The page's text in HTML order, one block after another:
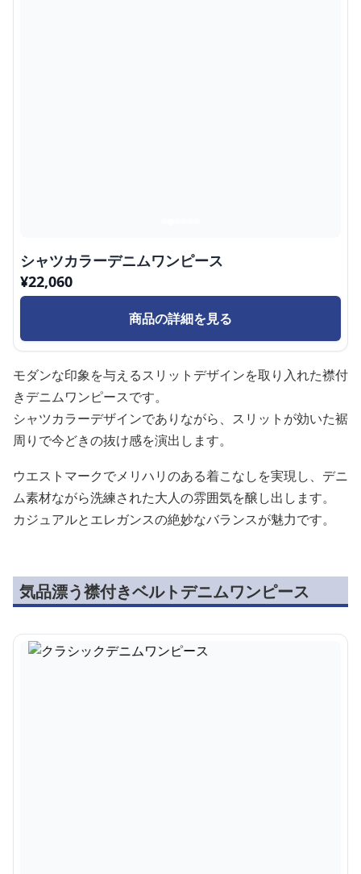
シャツカラーデニムワンピース
¥22,060
商品の詳細を見る
モダンな印象を与えるスリットデザインを取り入れた襟付
きデニムワンピースです。
シャツカラーデザインでありながら、スリットが効いた裾
周りで今どきの抜け感を演出します。
ウエストマークでメリハリのある着こなしを実現し、デニ
ム素材ながら洗練された大人の雰囲気を醸し出します。
カジュアルとエレガンスの絶妙なバランスが魅力です。
気品漂う襟付きベルトデニムワンピース